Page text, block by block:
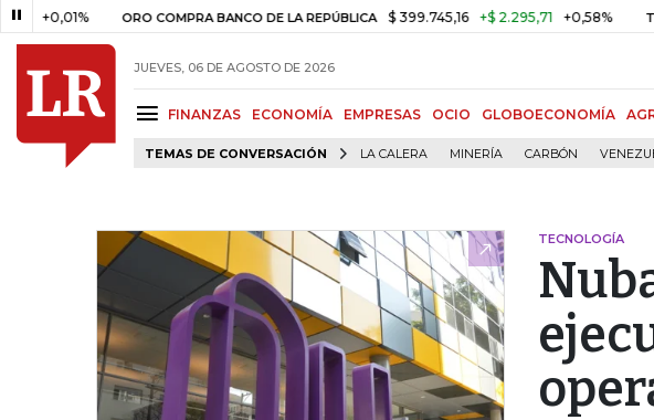
ORO COMPRA BANCO DE LA REPÚBLICA $ 399.745,16 +$ 2.295,71 +0,58% TASA DE
JUEVES, 06 DE AGOSTO DE 2026
FINANZAS ECONOMÍA EMPRESAS OCIO GLOBOECONOMÍA
TEMAS DE CONVERSACIÓN LA CALERA MINERÍA CARBÓN
TECNOLOGÍA